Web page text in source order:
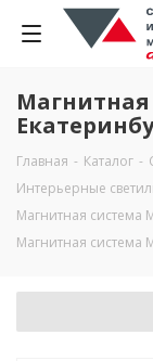
Магнитная
Главная - Каталог -
Интерьерные
Магнитная система
Магнитная система